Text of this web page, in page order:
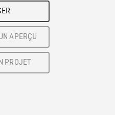
APERÇU
PROJET